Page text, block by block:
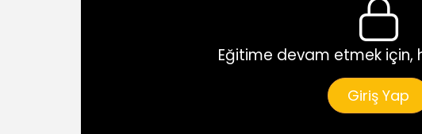
Eğitime devam etmek için,
Giriş Yap